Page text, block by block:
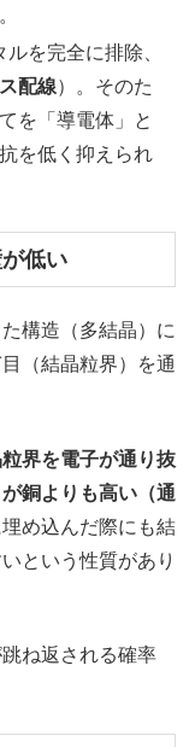
を完全に排除、
配線）。そのた
を「導電体」と
を低く抑えられ
低い
構造（多結晶）に
（結晶粒界）を通
界を電子が通り抜
銅よりも高い（通
埋め込んだ際にも結
という性質があり
ね返される確率